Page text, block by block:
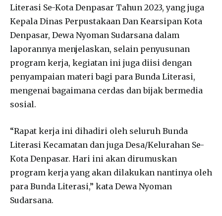
Literasi Se-Kota Denpasar Tahun 2023, yang juga
Kepala Dinas Perpustakaan Dan Kearsipan Kota
Denpasar, Dewa Nyoman Sudarsana dalam
laporannya menjelaskan, selain penyusunan
program kerja, kegiatan ini juga diisi dengan
penyampaian materi bagi para Bunda Literasi,
mengenai bagaimana cerdas dan bijak bermedia
sosial.
“Rapat kerja ini dihadiri oleh seluruh Bunda
Literasi Kecamatan dan juga Desa/Kelurahan Se-
Kota Denpasar. Hari ini akan dirumuskan
program kerja yang akan dilakukan nantinya oleh
para Bunda Literasi,” kata Dewa Nyoman
Sudarsana.